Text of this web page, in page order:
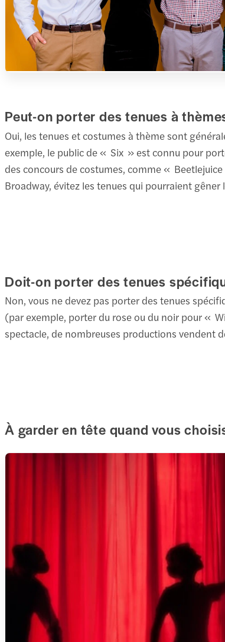
Peut-on porter des tenues à
Oui, les tenues et costumes à thème sont
exemple, le public de « Six » est connu pour
des concours de costumes, comme «
Broadway, évitez les tenues qui pourraient
Doit-on porter des tenues
Non, vous ne devez pas porter des tenues
(par exemple, porter du rose ou du noir pour «
spectacle, de nombreuses productions vendent
À garder en tête quand vous